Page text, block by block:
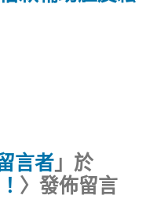
言者 」於
〉發佈留言